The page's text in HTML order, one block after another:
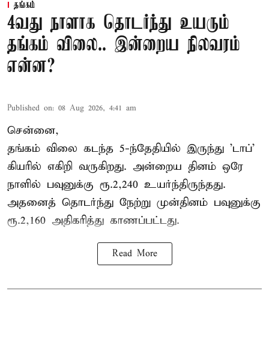
தங்கம்
4வது நாளாக தொடர்ந்து உயரும்
தங்கம் விலை.. இன்றைய நிலவரம்
என்ன?
Published on: 08 Aug 2026, 4:41 am
சென்னை,
தங்கம் விலை கடந்த 5-ந்தேதியில் இருந்து 'டாப்'
கியரில் எகிறி வருகிறது. அன்றைய தினம் ஒரே
நாளில் பவுனுக்கு ரூ.2,240 உயர்ந்திருந்தது.
அதனைத் தொடர்ந்து நேற்று முன்தினம் பவுனுக்கு
ரூ.2,160 அதிகரித்து காணப்பட்டது.
Read More